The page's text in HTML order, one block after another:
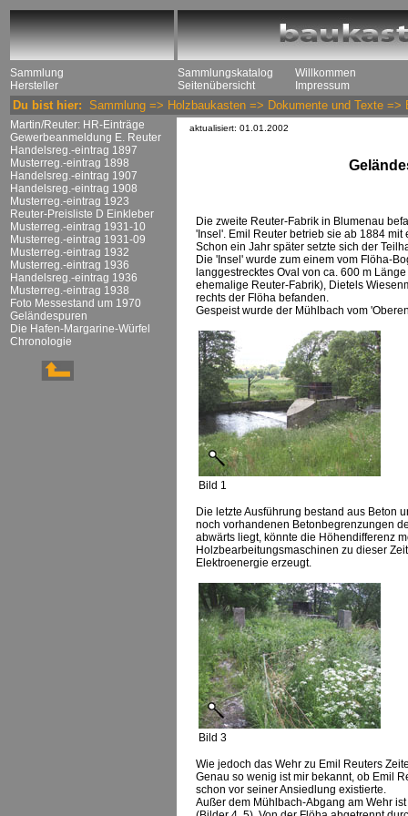
Sammlung
Hersteller
Sammlungskatalog
Seitenübersicht
Willkommen
Impressum
Du bist hier: Sammlung => Holzbaukasten => Dokumente und Texte =>
Martin/Reuter: HR-Einträge
Gewerbeanmeldung E. Reuter
Handelsreg.-eintrag 1897
Musterreg.-eintrag 1898
Handelsreg.-eintrag 1907
Handelsreg.-eintrag 1908
Musterreg.-eintrag 1923
Reuter-Preisliste D Einkleber
Musterreg.-eintrag 1931-10
Musterreg.-eintrag 1931-09
Musterreg.-eintrag 1932
Musterreg.-eintrag 1936
Handelsreg.-eintrag 1936
Musterreg.-eintrag 1938
Foto Messestand um 1970
Geländespuren
Die Hafen-Margarine-Würfel
Chronologie
aktualisiert: 01.01.2002
Die zweite Reuter-Fabrik in Blumenau
'Insel'. Emil Reuter betrieb sie ab 1884
Schon ein Jahr später setzte sich der
Die 'Insel' wurde zum einem vom Flöha-
langgestrecktes Oval von ca. 600 m
ehemalige Reuter-Fabrik), Dietels
rechts der Flöha befanden.
Gespeist wurde der Mühlbach vom
Bild 1
Die letzte Ausführung bestand aus Beton
noch vorhandenen Betonbegrenzungen
abwärts liegt, könnte die Höhendifferenz
Holzbearbeitungsmaschinen zu dieser
Elektroenergie erzeugt.
Bild 3
Wie jedoch das Wehr zu Emil Reuters
Genau so wenig ist mir bekannt, ob Emil
schon vor seiner Ansiedlung existierte.
Außer dem Mühlbach-Abgang am Wehr